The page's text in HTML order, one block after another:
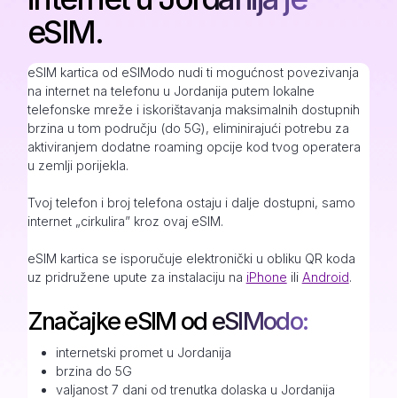
eSIM.
eSIM kartica od eSIModo nudi ti mogućnost povezivanja
na internet na telefonu u Jordanija putem lokalne
telefonske mreže i iskorištavanja maksimalnih dostupnih
brzina u tom području (do 5G), eliminirajući potrebu za
aktiviranjem dodatne roaming opcije kod tvog operatera
u zemlji porijekla.
Tvoj telefon i broj telefona ostaju i dalje dostupni, samo
internet „cirkulira” kroz ovaj eSIM.
eSIM kartica se isporučuje elektronički u obliku QR koda
uz pridružene upute za instalaciju na iPhone ili Android.
Značajke eSIM od eSIModo:
internetski promet u Jordanija
brzina do 5G
valjanost 7 dani od trenutka dolaska u Jordanija